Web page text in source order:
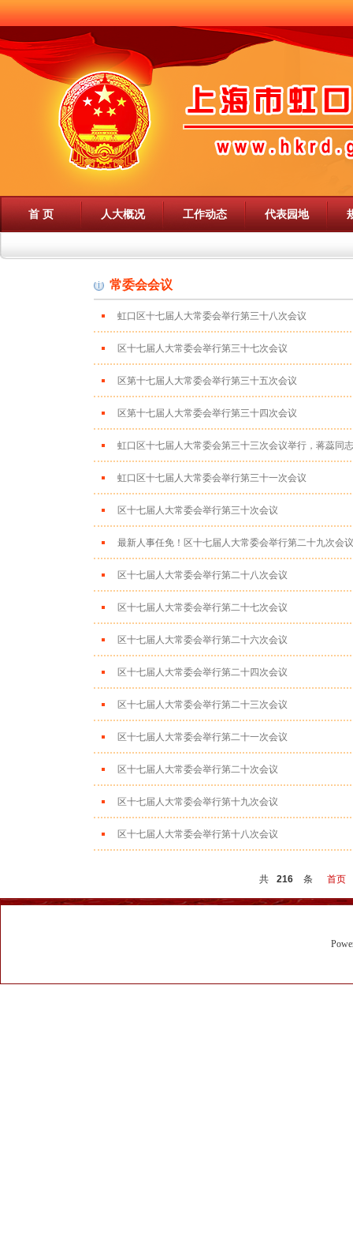
首 页 人大概况 工作动态 代表园地
常委会会议
虹口区十七届人大常委会举行第三十八次会议
区十七届人大常委会举行第三十七次会议
区第十七届人大常委会举行第三十五次会议
区第十七届人大常委会举行第三十四次会议
虹口区十七届人大常委会第三十三次会议举行，蒋蕊同
虹口区十七届人大常委会举行第三十一次会议
区十七届人大常委会举行第三十次会议
最新人事任免！区十七届人大常委会举行第二十九次会议
区十七届人大常委会举行第二十八次会议
区十七届人大常委会举行第二十七次会议
区十七届人大常委会举行第二十六次会议
区十七届人大常委会举行第二十四次会议
区十七届人大常委会举行第二十三次会议
区十七届人大常委会举行第二十一次会议
区十七届人大常委会举行第二十次会议
区十七届人大常委会举行第十九次会议
区十七届人大常委会举行第十八次会议
共 216 条 首页